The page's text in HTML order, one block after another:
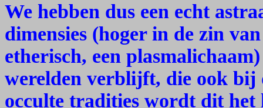
We hebben dus een echt
dimensies (hoger in de zin
etherisch, een
werelden verblijft, die ook
occulte tradities wordt dit het